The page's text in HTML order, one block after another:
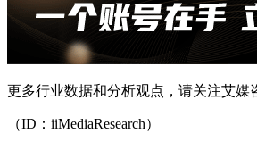
更多行业数据和分析观点，请关注艾媒
（ID：iiMediaResearch）